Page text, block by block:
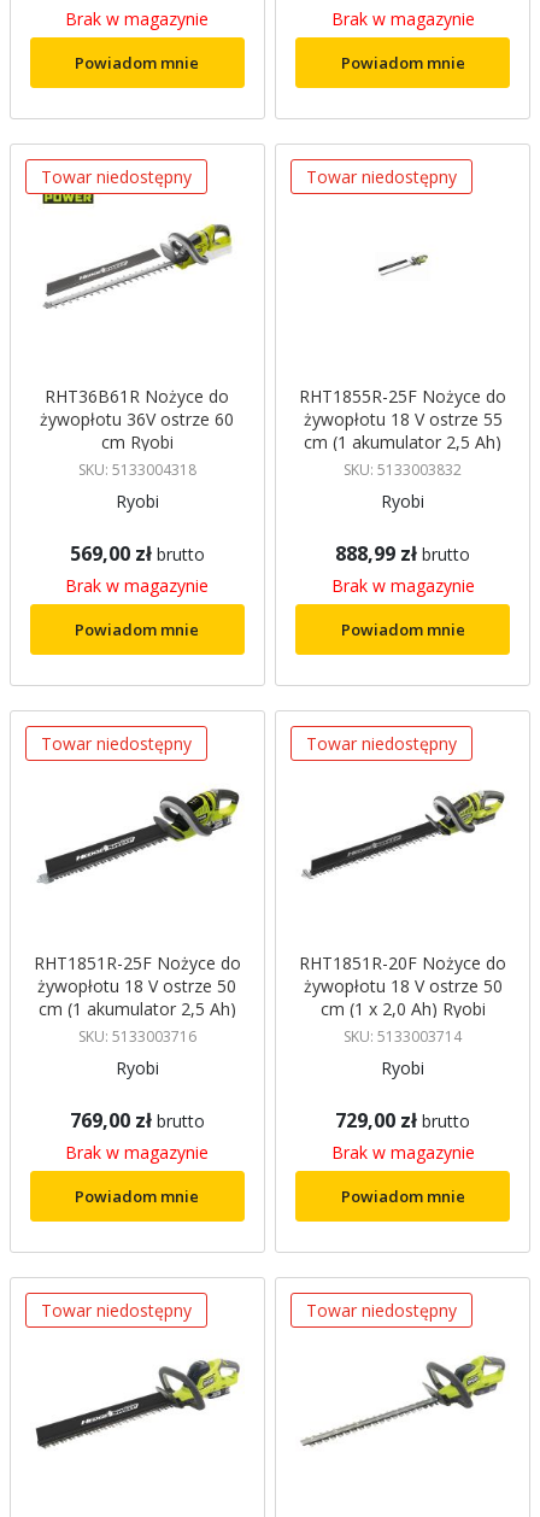
Brak w magazynie
Powiadom mnie
Brak w magazynie
Powiadom mnie
Towar niedostępny
RHT36B61R Nożyce do
żywopłotu 36V ostrze 60
cm Ryobi
SKU: 5133004318
Ryobi
569,00 zł brutto
Brak w magazynie
Powiadom mnie
Towar niedostępny
RHT1855R-25F Nożyce do
żywopłotu 18 V ostrze 55
cm (1 akumulator 2,5 Ah)
Ryobi
SKU: 5133003832
Ryobi
888,99 zł brutto
Brak w magazynie
Powiadom mnie
Towar niedostępny
RHT1851R-25F Nożyce do
żywopłotu 18 V ostrze 50
cm (1 akumulator 2,5 Ah)
Ryobi
SKU: 5133003716
Ryobi
769,00 zł brutto
Brak w magazynie
Powiadom mnie
Towar niedostępny
RHT1851R-20F Nożyce do
żywopłotu 18 V ostrze 50
cm (1 x 2,0 Ah) Ryobi
SKU: 5133003714
Ryobi
729,00 zł brutto
Brak w magazynie
Powiadom mnie
Towar niedostępny Towar niedostępny